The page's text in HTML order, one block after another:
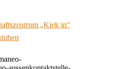
„Kiek in“